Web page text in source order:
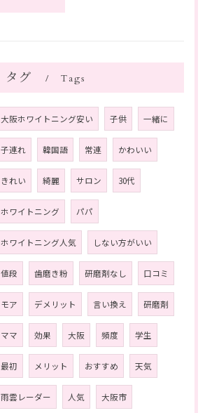
タグ Tags
大阪ホワイトニング安い 子供 一緒に
子連れ 韓国語 常連 かわいい
きれい 綺麗 サロン 30代
ホワイトニング パパ
ホワイトニング人気 しない方がいい
値段 歯磨き粉 研磨剤なし 口コミ
モア デメリット 言い換え 研磨剤
ママ 効果 大阪 頻度 学生
最初 メリット おすすめ 天気
雨雲レーダー 人気 大阪市